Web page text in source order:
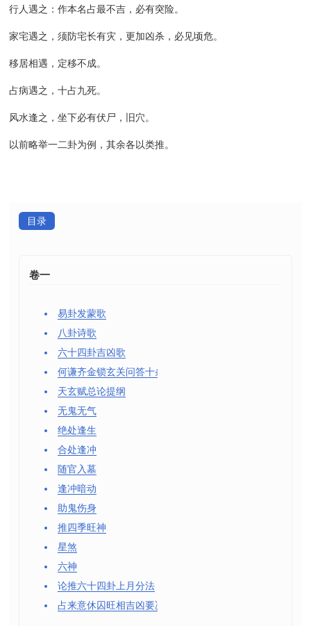
行人遇之：作本名占最不吉，必有突险。
家宅遇之，须防宅长有灾，更加凶杀，必见顷危。
移居相遇，定移不成。
占病遇之，十占九死。
风水逢之，坐下必有伏尸，旧穴。
以前略举一二卦为例，其余各以类推。
目录
卷一
易卦发蒙歌
八卦诗歌
六十四卦吉凶歌
何谦齐金锁玄关问答十条
天玄赋总论提纲
无鬼无气
绝处逢生
合处逢冲
随官入墓
逢冲暗动
助鬼伤身
推四季旺神
星煞
六神
论推六十四卦上月分法
占来意休囚旺相吉凶要决